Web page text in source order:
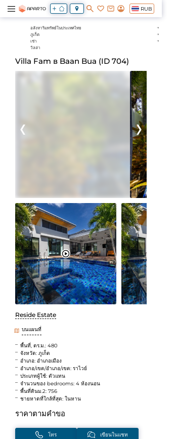
RUB
อสังหาริมทรัพย์ในประเทศไทย
ภูเก็ต
เช่า
วิลล่า
Villa Fam в Baan Bua (ID 704)
Reside Estate
บนแผนที่
พื้นที่, ตร.ม.: 480
จังหวัด: ภูเก็ต
อำเภอ: อำเภอเมือง
อำเภอ/เขต/อำเภอ/เขต: ราไวย์
ประเภทผู้ใช้: ตัวแทน
จำนวนของ bedrooms: 4 ห้องนอน
พื้นที่ดินม.2: 756
ชายหาดที่ใกล้ที่สุด: ในหาน
ราคาตามคำขอ
โทร เขียนในแชท